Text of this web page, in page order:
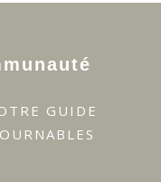
GUIDE